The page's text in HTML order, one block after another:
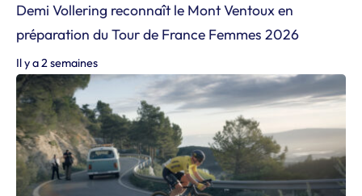
Demi Vollering reconnaît le Mont Ventoux en
préparation du Tour de France Femmes 2026
Il y a 2 semaines